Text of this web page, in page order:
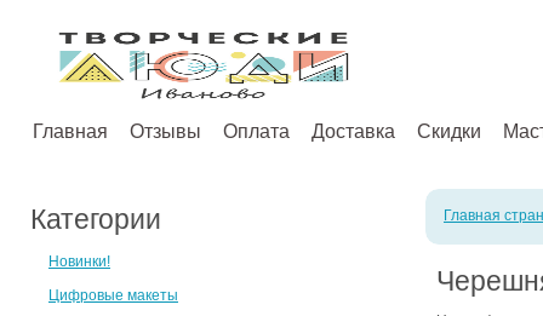
Главная Отзывы Оплата Доставка Скидки
Категории
Новинки!
Цифровые макеты
Главная